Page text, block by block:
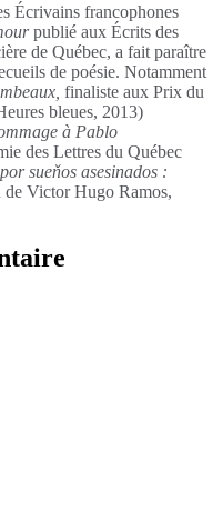
Écrivains francophones
publié aux Écrits des
de Québec, a fait paraître
de poésie. Notamment
finaliste aux Prix du
bleues, 2013)
à Pablo
des Lettres du Québec
sueňos asesinados :
de Victor Hugo Ramos,